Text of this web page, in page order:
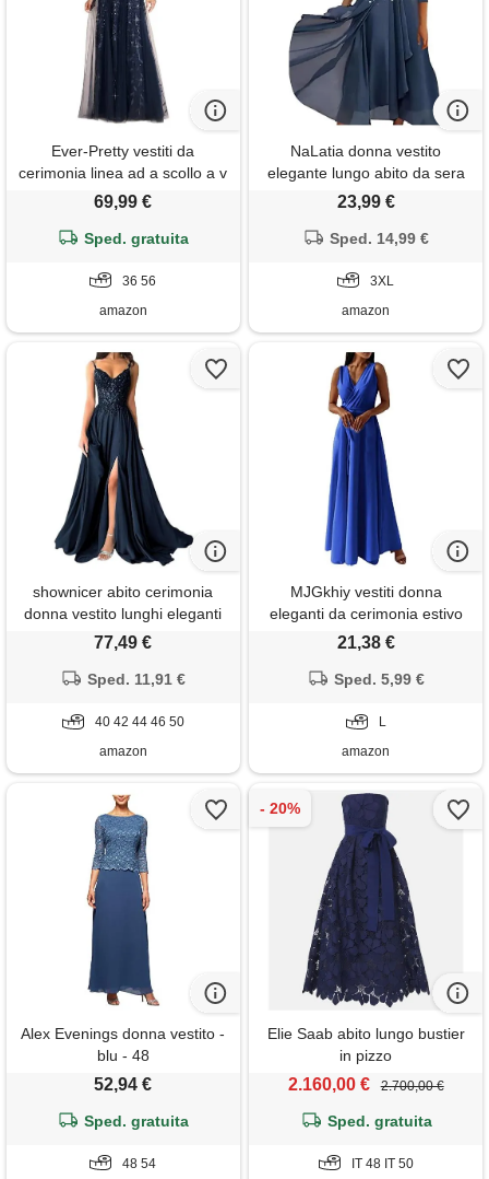
Ever-Pretty vestiti da
cerimonia linea ad a scollo a v
per cerimonia sera damigella
navy 36
69,99 €
Sped. gratuita
36 56
amazon
NaLatia donna vestito
elegante lungo abito da sera
scollo a v manica corta
aderente abito estivo taglie
23,99 €
Sped. 14,99 €
3XL
amazon
shownicer abito cerimonia
donna vestito lunghi eleganti
matrimonio abito da sera in
in pizzo vestiti con spacco a
77,49 €
Sped. 11,91 €
40 42 44 46 50
amazon
MJGkhiy vestiti donna
eleganti da cerimonia estivo
sbuffo plissettata vestito abito
infinity dress lungo seta
vestito da cocktail donna
curvy
21,38 €
Sped. 5,99 €
L
amazon
Alex Evenings donna vestito -
blu - 48
52,94 €
Sped. gratuita
48 54
Elie Saab abito lungo bustier
in pizzo
2.160,00 € 2.700,00 €
Sped. gratuita
IT 48 IT 50